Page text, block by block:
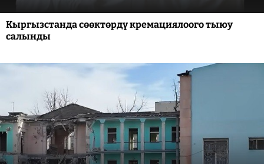
Кыргызстанда сөөктөрдү кремациялоого тыюу
салынды